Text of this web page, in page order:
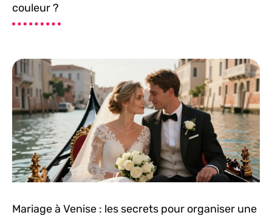
couleur ?
Mariage à Venise : les secrets pour organiser une